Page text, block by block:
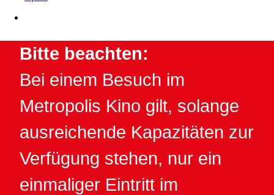
Bitte beachten:
Bei einem Besuch im
Metropolis Kino gilt, solange
ausreichende Kapazitäten zur
Verfügung stehen, nur ein
einmaliger Eintritt im